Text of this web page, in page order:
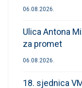
06.08.2026.
Ulica Antona
za promet
06.08.2026.
18. sjednica